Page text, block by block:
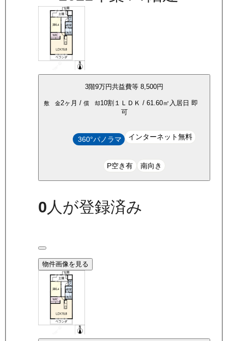
3階9万円共益費等8,500円
敷 金2ヶ月 /償 却10割 １ＬＤＫ /61.60㎡ 入居日即
可
360°パノラマ インターネット無料
P空き有 南向き
0 人が登録済み
物件画像を見る